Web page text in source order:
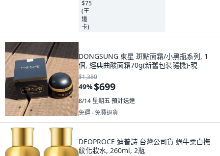
DONGSUNG 東星 斑點面霜/小黑瓶系列, 1
個, 經典曲酸面霜70g(新舊包裝隨機)-現
$1,380
49%$699
8/14 星期五預計送達
免運 ∙ 免費退貨
DEOPROCE 迪普詩 台灣公司貨 蝸牛柔白撫
紋化妝水, 260ml, 2瓶